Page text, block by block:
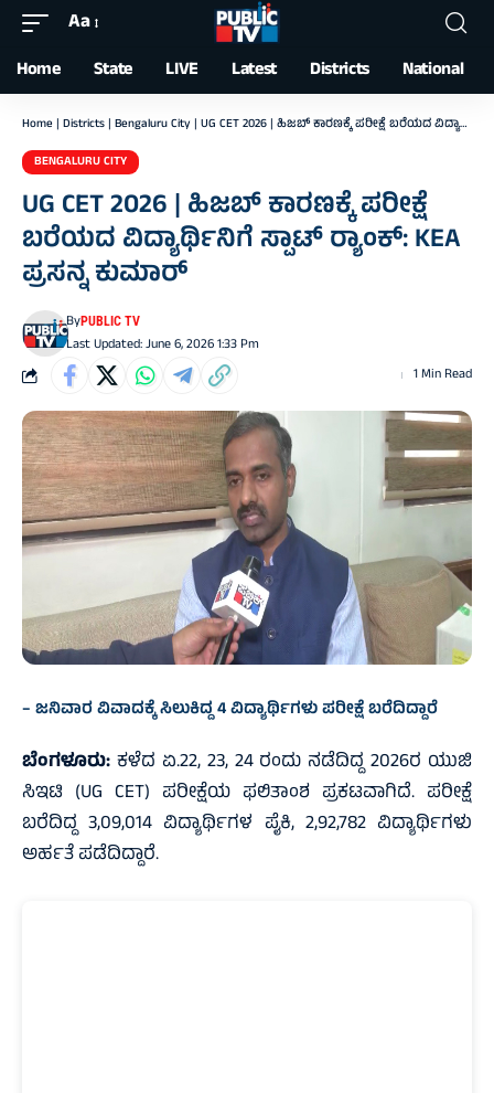
Font
Resizer
Aa
Home State LIVE Latest Districts National
Home | Districts | Bengaluru City | UG CET 2026 | ಹಿಜಬ್‌ ಕಾರಣಕ್ಕೆ ಪರೀಕ್ಷೆ ಬರೆಯದ ವಿದ್ಯಾರ್ಥಿನಿಗೆ ಸ್ಪಾಟ್‌ ರ‍್ಯಾಂಕ್‌: KEA ಪ್ರಸನ್ನ ಕುಮಾರ್
BENGALURU CITY
UG CET 2026 | ಹಿಜಬ್‌ ಕಾರಣಕ್ಕೆ ಪರೀಕ್ಷೆ
ಬರೆಯದ ವಿದ್ಯಾರ್ಥಿನಿಗೆ ಸ್ಪಾಟ್‌ ರ‍್ಯಾಂಕ್‌: KEA
ಪ್ರಸನ್ನ ಕುಮಾರ್
Last Updated: June 6, 2026 1:33 Pm
ByPUBLIC TV
1 Min Read
– ಜನಿವಾರ ವಿವಾದಕ್ಕೆ ಸಿಲುಕಿದ್ದ 4 ವಿದ್ಯಾರ್ಥಿಗಳು ಪರೀಕ್ಷೆ ಬರೆದಿದ್ದಾರೆ
ಬೆಂಗಳೂರು: ಕಳೆದ ಏ.22, 23, 24 ರಂದು ನಡೆದಿದ್ದ 2026ರ ಯುಜಿ
ಸಿಇಟಿ (UG CET) ಪರೀಕ್ಷೆಯ ಫಲಿತಾಂಶ ಪ್ರಕಟವಾಗಿದೆ. ಪರೀಕ್ಷೆ
ಬರೆದಿದ್ದ 3,09,014 ವಿದ್ಯಾರ್ಥಿಗಳ ಪೈಕಿ, 2,92,782 ವಿದ್ಯಾರ್ಥಿಗಳು
ಅರ್ಹತೆ ಪಡೆದಿದ್ದಾರೆ.